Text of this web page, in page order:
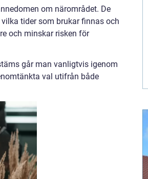
om närområdet. De
tider som brukar finnas och
och minskar risken för
går man vanligtvis igenom
val utifrån både